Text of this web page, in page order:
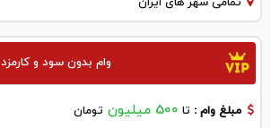
وام بدون سود و کارمزد
مبلغ وام : تا 500 میلیون تومان